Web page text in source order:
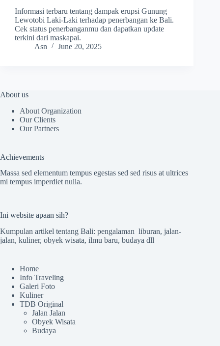
Informasi terbaru tentang dampak erupsi Gunung
Lewotobi Laki-Laki terhadap penerbangan ke Bali.
Cek status penerbanganmu dan dapatkan update
terkini dari maskapai.
Asn
June 20, 2025
About us
About Organization
Our Clients
Our Partners
Achievements
Massa sed elementum tempus egestas sed sed risus at ultrices
mi tempus imperdiet nulla.
Ini website apaan sih?
Kumpulan artikel tentang Bali: pengalaman liburan, jalan-
jalan, kuliner, obyek wisata, ilmu baru, budaya dll
Home
Info Traveling
Galeri Foto
Kuliner
TDB Original
Jalan Jalan
Obyek Wisata
Budaya